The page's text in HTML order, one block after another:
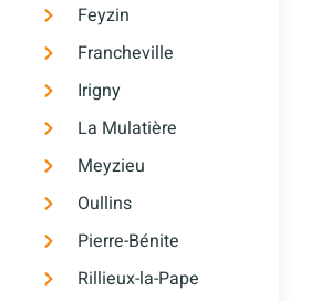
Feyzin
Francheville
Irigny
La Mulatière
Meyzieu
Oullins
Pierre-Bénite
Rillieux-la-Pape